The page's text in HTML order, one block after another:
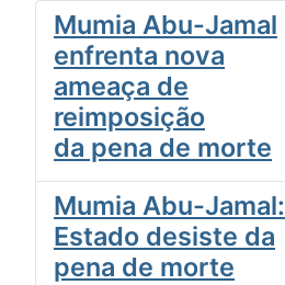
Mumia Abu-Jamal
enfrenta nova
ameaça de
reimposição
da pena de morte
Mumia Abu-Jamal:
Estado desiste da
pena de morte